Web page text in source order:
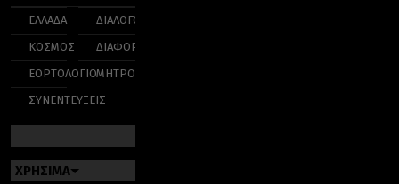
ΕΛΛΑΔΑ
ΚΟΣΜΟΣ
ΕΟΡΤΟΛΟΓΙΟ
ΣΥΝΕΝΤΕΥΞΕΙΣ
ΔΙΑΛΟΓΟΣ
ΔΙΑΦΟΡΑ
ΜΗΤΡΟΠΟΛΕΙΣ
ΧΡΗΣΙΜΑ